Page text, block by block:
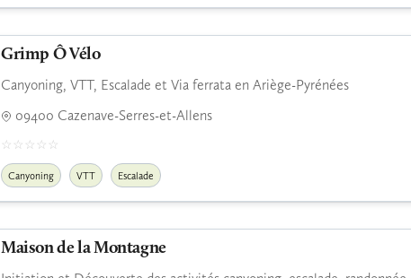
Grimp Ô Vélo
Canyoning, VTT, Escalade et Via ferrata en Ariège-Pyrénées
09400 Cazenave-Serres-et-Allens
Canyoning VTT Escalade
Maison de la Montagne